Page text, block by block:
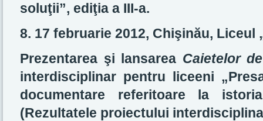
soluţii”, ediţia a III-a.
8. 17 februarie 2012, Chişinău, Liceul
Prezentarea şi lansarea Caietelor
interdisciplinar pentru liceeni
documentare referitoare la
(Rezultatele proiectului